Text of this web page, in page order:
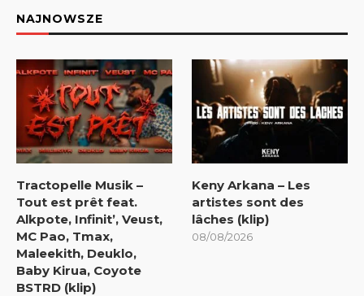
NAJNOWSZE
Tractopelle Musik –
Tout est prêt feat.
Alkpote, Infinit’, Veust,
MC Pao, Tmax,
Maleekith, Deuklo,
Baby Kirua, Coyote
BSTRD (klip)
Keny Arkana – Les
artistes sont des
lâches (klip)
08/08/2026